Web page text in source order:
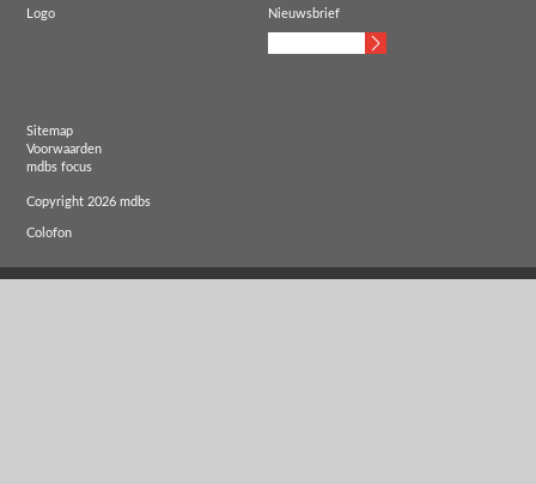
Logo Nieuwsbrief
Sitemap
Voorwaarden
mdbs focus
Copyright 2026 mdbs
Colofon